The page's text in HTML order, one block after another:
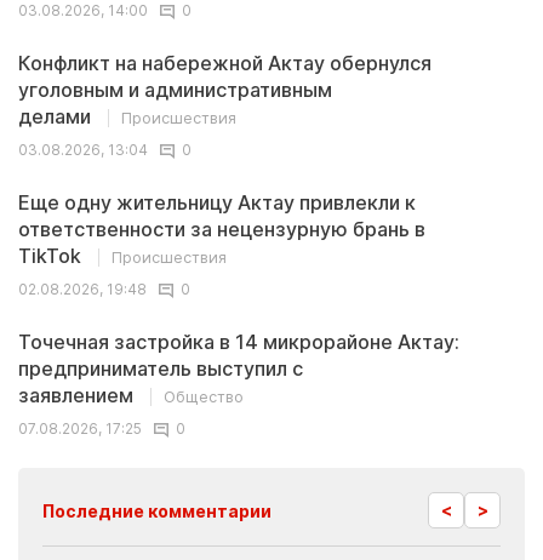
03.08.2026, 14:00
0
Конфликт на набережной Актау обернулся
уголовным и административным
делами
Происшествия
03.08.2026, 13:04
0
Еще одну жительницу Актау привлекли к
ответственности за нецензурную брань в
TikTok
Происшествия
02.08.2026, 19:48
0
Точечная застройка в 14 микрорайоне Актау:
предприниматель выступил с
заявлением
Общество
07.08.2026, 17:25
0
Последние комментарии < >